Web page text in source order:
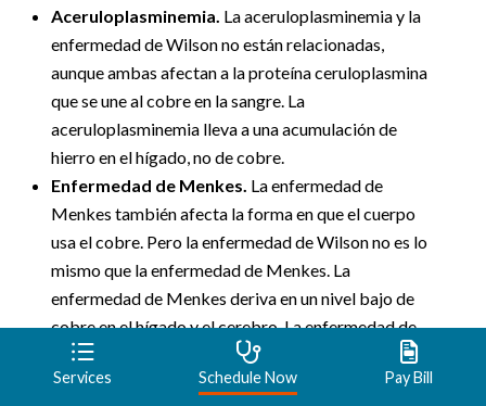
Aceruloplasminemia. La aceruloplasminemia y la
enfermedad de Wilson no están relacionadas,
aunque ambas afectan a la proteína ceruloplasmina
que se une al cobre en la sangre. La
aceruloplasminemia lleva a una acumulación de
hierro en el hígado, no de cobre.
Enfermedad de Menkes. La enfermedad de
Menkes también afecta la forma en que el cuerpo
usa el cobre. Pero la enfermedad de Wilson no es lo
mismo que la enfermedad de Menkes. La
enfermedad de Menkes deriva en un nivel bajo de
cobre en el hígado y el cerebro. La enfermedad de
Wilson deriva en un nivel alto de cobre en el hígado
y el cerebro.
Services Schedule Now Pay Bill